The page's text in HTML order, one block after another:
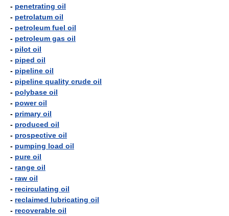
- penetrating oil
- petrolatum oil
- petroleum fuel oil
- petroleum gas oil
- pilot oil
- piped oil
- pipeline oil
- pipeline quality crude oil
- polybase oil
- power oil
- primary oil
- produced oil
- prospective oil
- pumping load oil
- pure oil
- range oil
- raw oil
- recirculating oil
- reclaimed lubricating oil
- recoverable oil